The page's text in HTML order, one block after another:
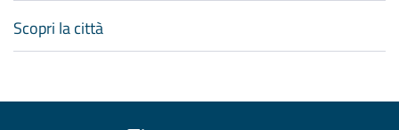
Scopri la città